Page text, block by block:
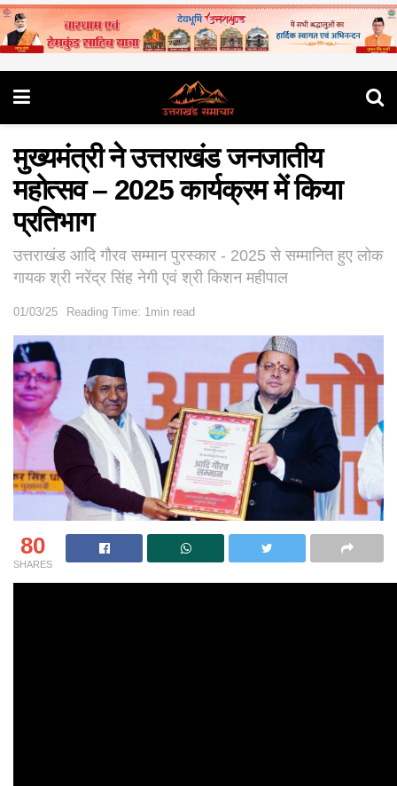
मुख्यमंत्री ने उत्तराखंड जनजातीय
महोत्सव – 2025 कार्यक्रम में किया
प्रतिभाग
उत्तराखंड आदि गौरव सम्मान पुरस्कार - 2025 से सम्मानित हुए लोक
गायक श्री नरेंद्र सिंह नेगी एवं श्री किशन महीपाल
01/03/25 Reading Time: 1min read
80
SHARES